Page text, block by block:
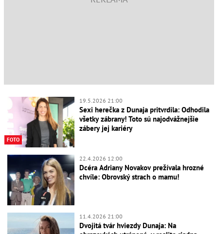
FOTO
19.5.2026 21:00
Sexi herečka z Dunaja pritvrdila: Odhodila
všetky zábrany! Toto sú najodvážnejšie
zábery jej kariéry
22.4.2026 12:00
Dcéra Adriany Novakov prežívala hrozné
chvíle: Obrovský strach o mamu!
11.4.2026 21:00
Dvojitá tvár hviezdy Dunaja: Na